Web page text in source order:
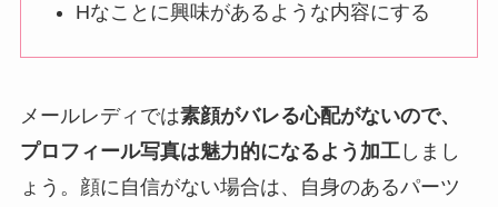
Hなことに興味があるような内容にする
メールレディでは素顔がバレる心配がないので、
プロフィール写真は魅力的になるよう加工しまし
ょう。顔に自信がない場合は、自身のあるパーツ